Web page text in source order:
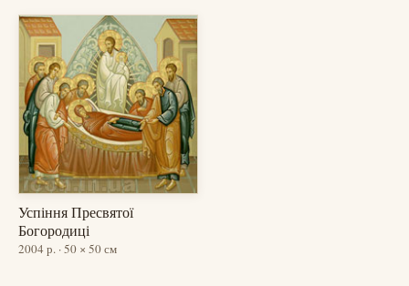
Успіння Пресвятої
Богородиці
2004 р. · 50 × 50 см